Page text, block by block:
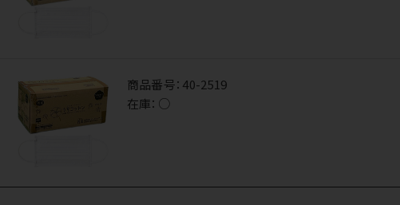
商品番号： 40-2519
在庫： ○